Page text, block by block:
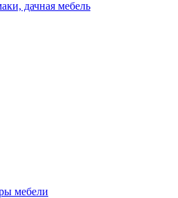
дачная мебель
мебели